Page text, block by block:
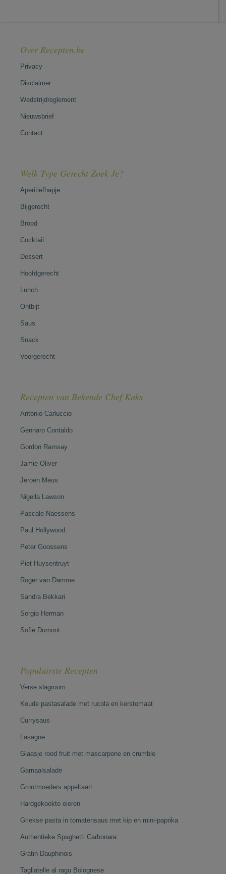
Over Recepten.be
Privacy
Disclaimer
Wedstrijdreglement
Nieuwsbrief
Contact
Welk Type Gerecht Zoek Je?
Aperitiefhapje
Bijgerecht
Brood
Cocktail
Dessert
Hoofdgerecht
Lunch
Ontbijt
Saus
Snack
Voorgerecht
Recepten van Bekende Chef Koks
Antonio Carluccio
Gennaro Contaldo
Gordon Ramsay
Jamie Oliver
Jeroen Meus
Nigella Lawson
Pascale Naessens
Paul Hollywood
Peter Goossens
Piet Huysentruyt
Roger van Damme
Sandra Bekkari
Sergio Herman
Sofie Dumont
Populairste Recepten
Verse slagroom
Koude pastasalade met rucola en kerstomaat
Currysaus
Lasagne
Glaasje rood fruit met mascarpone en crumble
Garnaalsalade
Grootmoeders appeltaart
Hardgekookte eieren
Griekse pasta in tomatensaus met kip en mini-paprika
Authentieke Spaghetti Carbonara
Gratin Dauphinois
Tagliatelle al ragu Bolognese